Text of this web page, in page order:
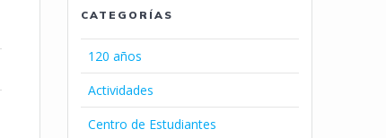
CATEGORÍAS
120 años
Actividades
Centro de Estudiantes